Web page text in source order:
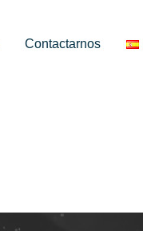
Contactarnos